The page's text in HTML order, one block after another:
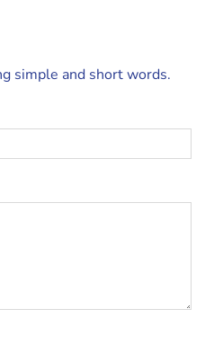
simple and short words.